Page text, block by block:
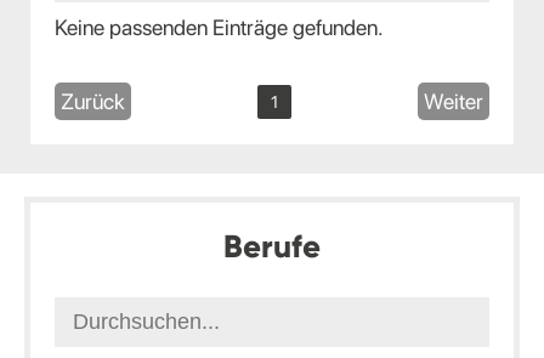
Keine passenden Einträge gefunden.
Zurück 1 Weiter
Berufe